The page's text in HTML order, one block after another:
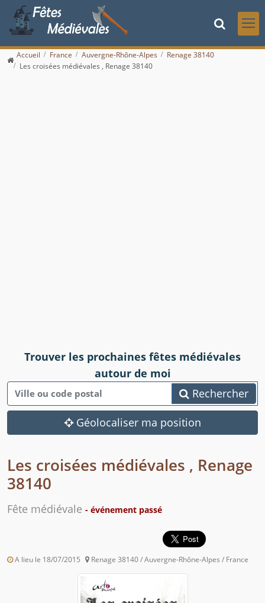
Accueil France Auvergne-Rhône-Alpes
Renage 38140
Les croisées médiévales , Renage 38140
Trouver les prochaines fêtes médiévales
autour de moi
Rechercher
Géolocaliser ma position
Les croisées médiévales , Renage
38140
Fête médiévale - événement passé
A lieu le 18/07/2015 Renage 38140 / Auvergne-Rhône-Alpes / France